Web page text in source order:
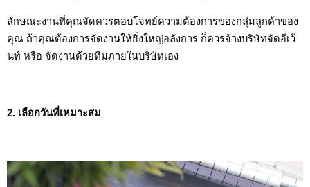
ลักษณะงานที่คุณจัดควรตอบโจทย์ความต้องการของกลุ่มลูกค้าของ
คุณ ถ้าคุณต้องการจัดงานให้ยิ่งใหญ่อลังการ ก็ควรจ้างบริษัทจัดอีเว้
นท์ หรือ จัดงานด้วยทีมภายในบริษัทเอง
2. เลือกวันที่เหมาะสม